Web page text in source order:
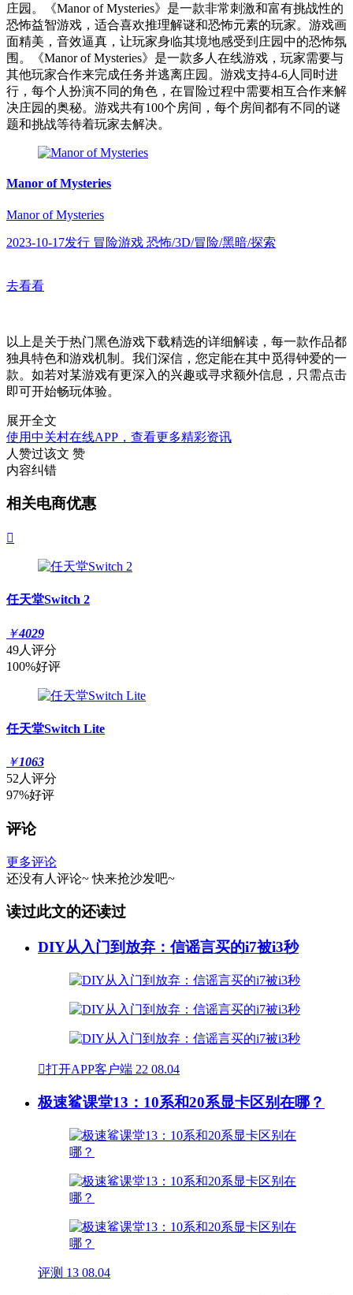
庄园。《Manor of Mysteries》是一款非常刺激和富有挑战性的
恐怖益智游戏，适合喜欢推理解谜和恐怖元素的玩家。游戏画
面精美，音效逼真，让玩家身临其境地感受到庄园中的恐怖氛
围。《Manor of Mysteries》是一款多人在线游戏，玩家需要与
其他玩家合作来完成任务并逃离庄园。游戏支持4-6人同时进
行，每个人扮演不同的角色，在冒险过程中需要相互合作来解
决庄园的奥秘。游戏共有100个房间，每个房间都有不同的谜
题和挑战等待着玩家去解决。
Manor of Mysteries
Manor of Mysteries
2023-10-17发行 冒险游戏 恐怖/3D/冒险/黑暗/探索
去看看
以上是关于热门黑色游戏下载精选的详细解读，每一款作品都
独具特色和游戏机制。我们深信，您定能在其中觅得钟爱的一
款。如若对某游戏有更深入的兴趣或寻求额外信息，只需点击
即可开始畅玩体验。
展开全文
使用中关村在线APP，查看更多精彩资讯
人赞过该文 赞
内容纠错
相关电商优惠

任天堂Switch 2
￥4029
49人评分
100%好评
任天堂Switch Lite
￥1063
52人评分
97%好评
评论
更多评论
还没有人评论~ 快来抢沙发吧~
读过此文的还读过
DIY从入门到放弃：信谣言买的i7被i3秒
打开APP客户端 22 08.04
极速鲨课堂13：10系和20系显卡区别在哪？
评测 13 08.04